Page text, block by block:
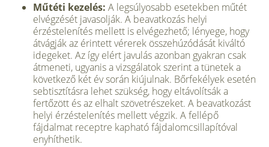
Műtéti kezelés: A legsúlyosabb esetekben műtét
elvégzését javasolják. A beavatkozás helyi
érzéstelenítés mellett is elvégezhető; lényege, hogy
átvágják az érintett vérerek összehúzódását kiváltó
idegeket. Az így elért javulás azonban gyakran csak
átmeneti, ugyanis a vizsgálatok szerint a tünetek a
következő két év során kiújulnak. Bőrfekélyek esetén
sebtisztításra lehet szükség, hogy eltávolítsák a
fertőzött és az elhalt szövetrészeket. A beavatkozást
helyi érzéstelenítés mellett végzik. A fellépő
fájdalmat receptre kapható fájdalomcsillapítóval
enyhíthetik.